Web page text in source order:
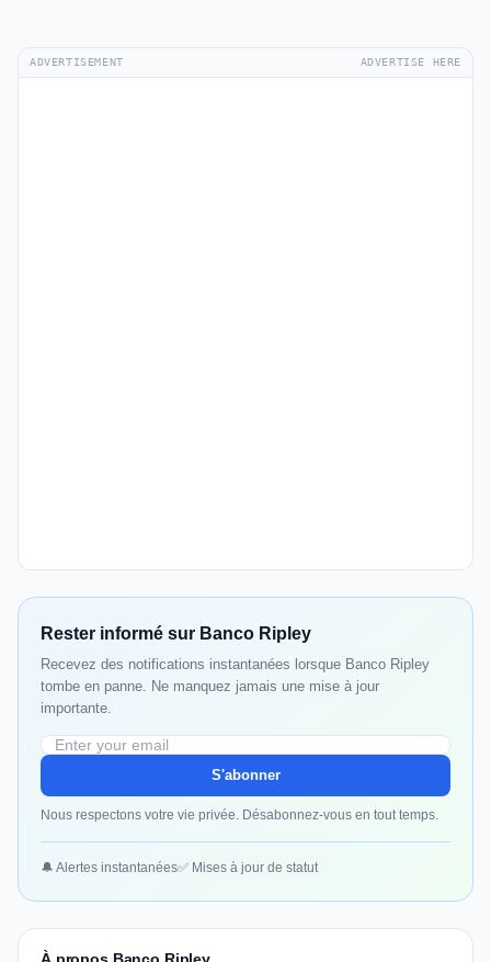
ADVERTISEMENT ADVERTISE HERE
Rester informé sur Banco Ripley
Recevez des notifications instantanées lorsque Banco Ripley
tombe en panne. Ne manquez jamais une mise à jour
importante.
S'abonner
Nous respectons votre vie privée. Désabonnez-vous en tout temps.
🔔 Alertes instantanées✅ Mises à jour de statut